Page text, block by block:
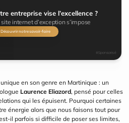
entreprise vise l’excellence ?
site internet d’exception s’impose
Découvrir notre savoir-faire
#Sponsorisé
en son genre en Martinique : un
Laurence Eliazord, pensé pour celles
qui les épuisent. Pourquoi certaines
énergie alors que nous faisons tout pour
il parfois si difficile de poser ses limites,